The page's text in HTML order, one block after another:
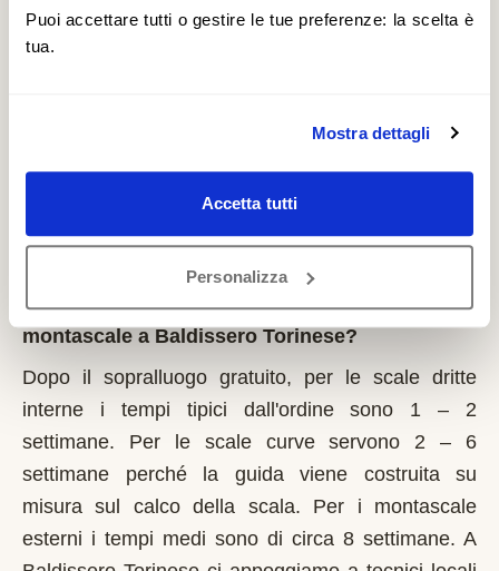
Puoi accettare tutti o gestire le tue preferenze: la scelta è
tua.
Mostra dettagli
Accetta tutti
Personalizza
il 1° marzo di ogni anno. Regione Piemonte integra
i fondi statali e pubblica graduatorie su base
domanda va presentata sempre prima dell'inizio
dei lavori. Possono fare domanda i residenti a
Baldissero Torinese con limitazioni motorie
documentate, proprietari o affittuari dell'immobile.
Quanto tempo serve per installare un
montascale a Baldissero Torinese?
Dopo il sopralluogo gratuito, per le scale dritte
interne i tempi tipici dall'ordine sono 1 – 2
settimane. Per le scale curve servono 2 – 6
settimane perché la guida viene costruita su
misura sul calco della scala. Per i montascale
esterni i tempi medi sono di circa 8 settimane. A